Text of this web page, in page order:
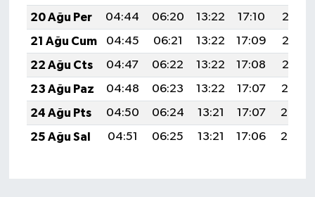
20 Ağu Per
04:44 06:20 13:22 17:10
20:15
21 Ağu Cum
04:45 06:21 13:22 17:09
20:13
22 Ağu Cts
04:47 06:22 13:22 17:08
20:12
23 Ağu Paz
04:48 06:23 13:22 17:07
20:10
24 Ağu Pts
04:50 06:24 13:21 17:07
20:08
25 Ağu Sal
04:51 06:25 13:21 17:06 20:07